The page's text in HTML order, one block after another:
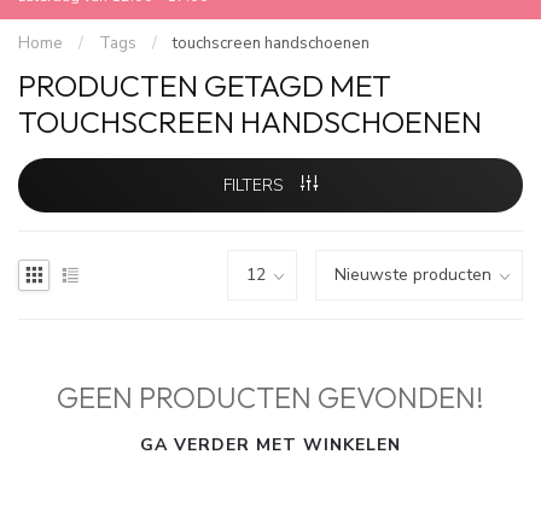
Home / Tags / touchscreen handschoenen
PRODUCTEN GETAGD MET
TOUCHSCREEN HANDSCHOENEN
FILTERS
GEEN PRODUCTEN GEVONDEN!
GA VERDER MET WINKELEN